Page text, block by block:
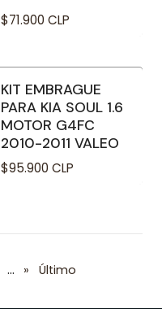
$71.900 CLP
KIT EMBRAGUE
PARA KIA SOUL 1.6
MOTOR G4FC
2010-2011 VALEO
$95.900 CLP
... » Último